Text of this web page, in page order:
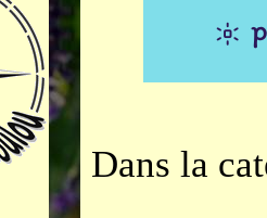
Dans la